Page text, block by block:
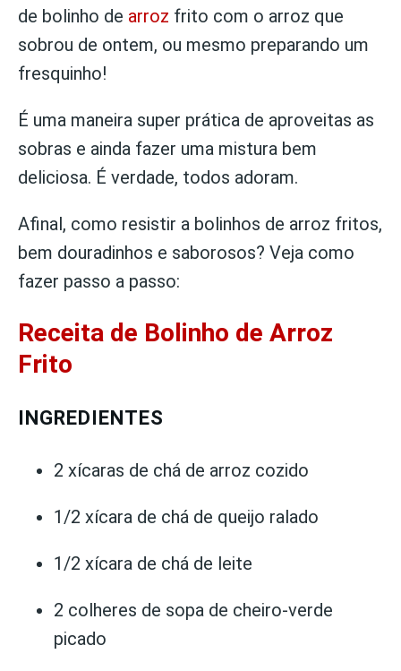
de bolinho de arroz frito com o arroz que
sobrou de ontem, ou mesmo preparando um
fresquinho!
É uma maneira super prática de aproveitas as
sobras e ainda fazer uma mistura bem
deliciosa. É verdade, todos adoram.
Afinal, como resistir a bolinhos de arroz fritos,
bem douradinhos e saborosos? Veja como
fazer passo a passo:
Receita de Bolinho de Arroz
Frito
INGREDIENTES
2 xícaras de chá de arroz cozido
1/2 xícara de chá de queijo ralado
1/2 xícara de chá de leite
2 colheres de sopa de cheiro-verde
picado